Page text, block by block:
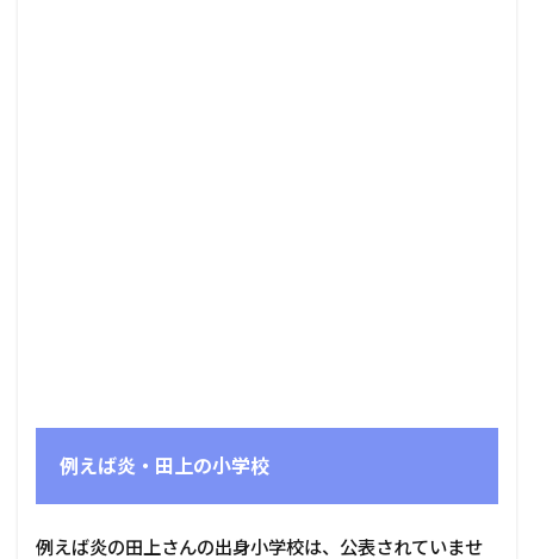
例えば炎・田上の小学校
例えば炎の田上さんの出身小学校は、公表されていませ